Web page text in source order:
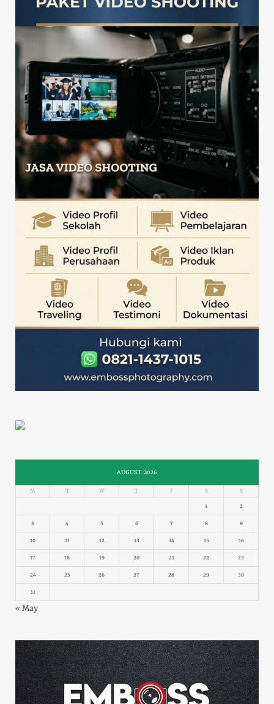
AUGUST 2026
M T W T F S S
1 2
3 4 5 6 7 8 9
10 11 12 13 14 15 16
17 18 19 20 21 22 23
24 25 26 27 28 29 30
31
« May